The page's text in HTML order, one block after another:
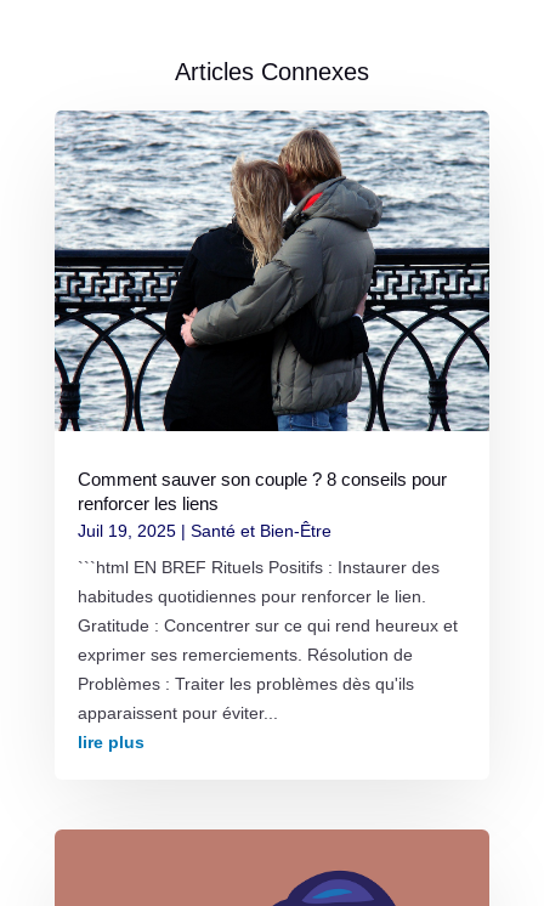
Articles Connexes
Comment sauver son couple ? 8 conseils pour
renforcer les liens
Juil 19, 2025| Santé et Bien-Être
```html EN BREF Rituels Positifs : Instaurer des
habitudes quotidiennes pour renforcer le lien.
Gratitude : Concentrer sur ce qui rend heureux et
exprimer ses remerciements. Résolution de
Problèmes : Traiter les problèmes dès qu'ils
apparaissent pour éviter...
lire plus